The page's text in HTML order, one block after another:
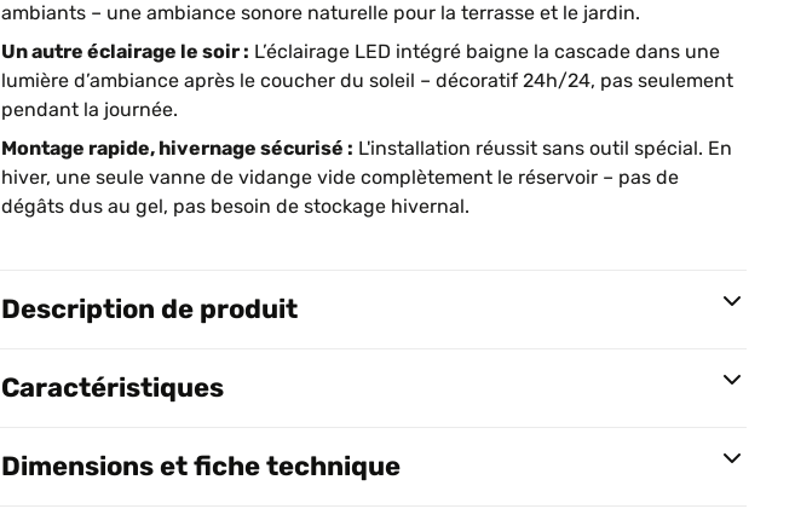
ambiants – une ambiance sonore naturelle pour la terrasse et le jardin.
Un autre éclairage le soir : L’éclairage LED intégré baigne la cascade dans une
lumière d’ambiance après le coucher du soleil – décoratif 24h/24, pas seulement
pendant la journée.
Montage rapide, hivernage sécurisé : L'installation réussit sans outil spécial. En
hiver, une seule vanne de vidange vide complètement le réservoir – pas de
dégâts dus au gel, pas besoin de stockage hivernal.
Description de produit
Caractéristiques
Dimensions et fiche technique